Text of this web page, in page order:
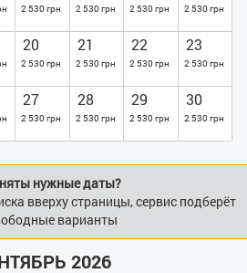
2 530 грн 2 530 грн 2 530 грн 2 530 грн
20
2 530 грн
21
2 530 грн
22
2 530 грн
23
2 530 грн
27
2 530 грн
28
2 530 грн
29
2 530 грн
30
2 530 грн
нужные даты?
вверху страницы, сервис подберёт
варианты
2026